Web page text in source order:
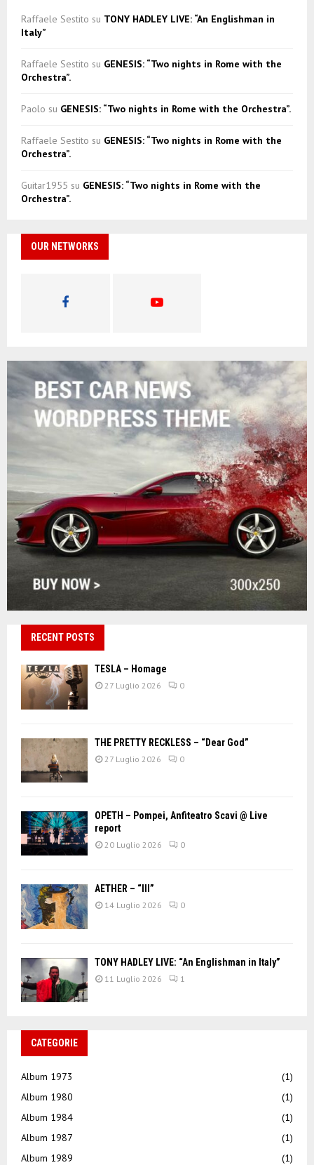
Raffaele Sestito su TONY HADLEY LIVE: “An Englishman in
Italy”
Raffaele Sestito su GENESIS: “Two nights in Rome with the
Orchestra”.
Paolo su GENESIS: “Two nights in Rome with the Orchestra”.
Raffaele Sestito su GENESIS: “Two nights in Rome with the
Orchestra”.
Guitar1955 su GENESIS: “Two nights in Rome with the
Orchestra”.
OUR NETWORKS
RECENT POSTS
TESLA – Homage
27 Luglio 2026 0
THE PRETTY RECKLESS – “Dear God”
27 Luglio 2026 0
OPETH – Pompei, Anfiteatro Scavi @ Live
report
20 Luglio 2026 0
AETHER – “III”
14 Luglio 2026 0
TONY HADLEY LIVE: “An Englishman in Italy”
11 Luglio 2026 1
CATEGORIE
Album 1973
(1)
Album 1980
(1)
Album 1984
(1)
Album 1987
(1)
Album 1989
(1)